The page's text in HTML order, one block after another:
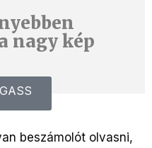
nagy kép
beszámolót olvasni,